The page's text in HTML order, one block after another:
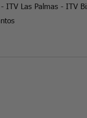
ITV Las Palmas- ITV